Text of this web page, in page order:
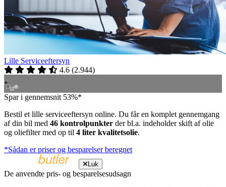
Lille Serviceeftersyn
4.6 (2.944)
Spar i gennemsnit 53%*
Bestil et lille serviceeftersyn online. Du får en komplet gennemgang
af din bil med 46 kontrolpunkter der bl.a. indeholder skift af olie
og oliefilter med op til 4 liter kvalitetsolie.
*Sådan er priser og besparelser beregnet
Luk
De anvendte pris- og besparelsesudsagn